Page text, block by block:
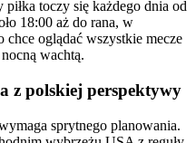
toczy się każdego dnia od
18:00 aż do rana, w
oglądać wszystkie mecze
wachtą.
z polskiej perspektywy
sprytnego planowania.